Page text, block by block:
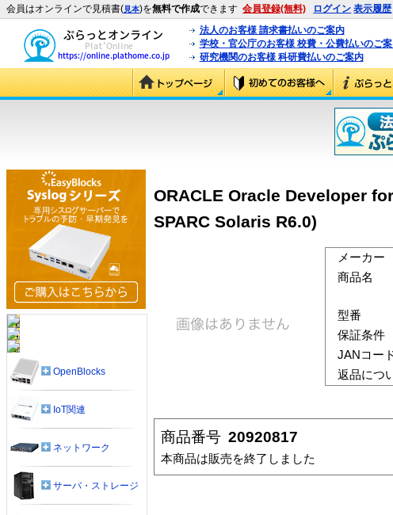
会員はオンラインで見積書(見本)を無料で作成できます 会員登録(無料) ログイン 表示履歴
法人のお客様 請求書払いのご案内
学校・官公庁のお客様 校費・公費払いのご
研究機関のお客様 科研費払いのご案内
ORACLE Oracle Developer
SPARC Solaris R6.0)
メーカー
商品名
型番
保証条件
JANコー
返品につ
商品番号 20920817
本商品は販売を終了しました
OpenBlocks
IoT関連
ネットワーク
サーバ・ストレージ